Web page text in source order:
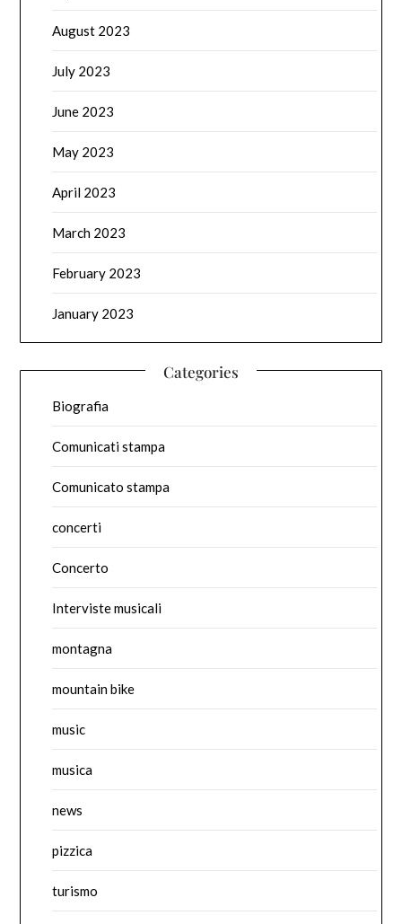
August 2023
July 2023
June 2023
May 2023
April 2023
March 2023
February 2023
January 2023
Categories
Biografia
Comunicati stampa
Comunicato stampa
concerti
Concerto
Interviste musicali
montagna
mountain bike
music
musica
news
pizzica
turismo